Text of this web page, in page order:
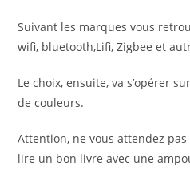
Suivant les marques vous
wifi, bluetooth,Lifi, Zigbee et
Le choix, ensuite, va s’opérer
de couleurs.
Attention, ne vous attendez
lire un bon livre avec une